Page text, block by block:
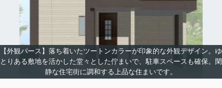
【外観パース】落ち着いたツートンカラーが印象的な外観デザイン。ゆ
とりある敷地を活かした堂々とした佇まいで、駐車スペースも確保。閑
静な住宅街に調和する上品な住まいです。